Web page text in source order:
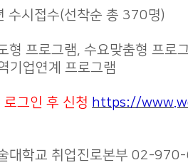
수시접수(선착순 총 370명)
형 프로그램, 수요맞춤형 프로
기업연계 프로그램
그인 후 신청 https://
대학교 취업진로본부 02-